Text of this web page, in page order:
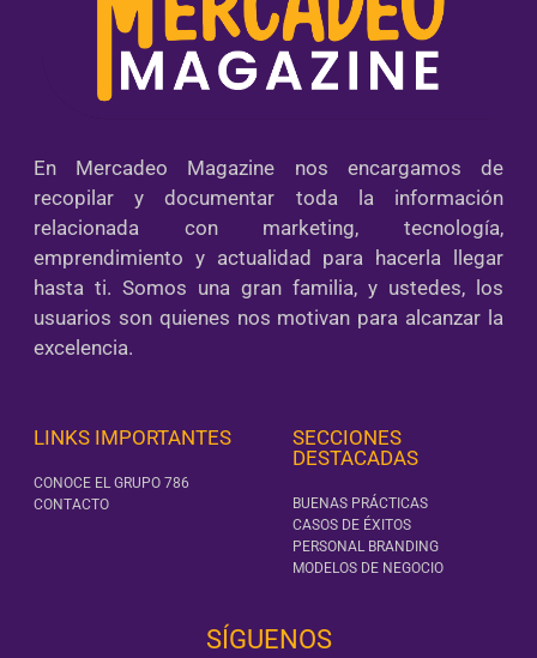
En Mercadeo Magazine nos encargamos de
recopilar y documentar toda la información
relacionada con marketing, tecnología,
emprendimiento y actualidad para hacerla llegar
hasta ti. Somos una gran familia, y ustedes, los
usuarios son quienes nos motivan para alcanzar la
excelencia.
LINKS IMPORTANTES
CONOCE EL GRUPO 786
CONTACTO
SECCIONES
DESTACADAS
BUENAS PRÁCTICAS
CASOS DE ÉXITOS
PERSONAL BRANDING
MODELOS DE NEGOCIO
SÍGUENOS‎